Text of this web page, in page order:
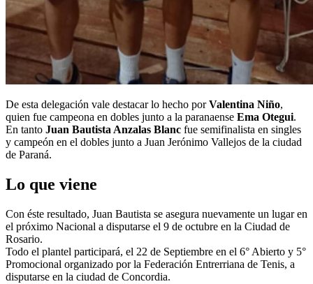
De esta delegación vale destacar lo hecho porValentina Niño,
quien fue campeona en dobles junto a la paranaense Ema Otegui.
En tanto Juan Bautista Anzalas Blanc fue semifinalista en singles
y campeón en el dobles junto a Juan Jerónimo Vallejos de la ciudad
de Paraná.
Lo que viene
Con éste resultado, Juan Bautista se asegura nuevamente un lugar en
el próximo Nacional a disputarse el 9 de octubre en la Ciudad de
Rosario.
Todo el plantel participará, el 22 de Septiembre en el 6° Abierto y 5°
Promocional organizado por la Federación Entrerriana de Tenis, a
disputarse en la ciudad de Concordia.